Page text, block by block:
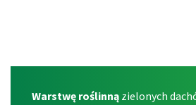
Warstwę roślinną zielonych